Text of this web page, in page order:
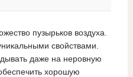
пузырьков воздуха.
свойствами.
даже на неровную
хорошую